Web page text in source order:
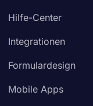
Hilfe-Center
Integrationen
Formulardesign
Mobile Apps